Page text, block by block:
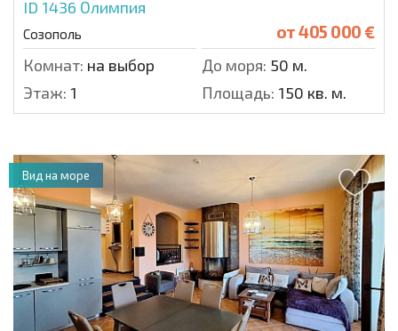
ID 1436 Олимпия
Созополь от405 000 €
Комнат: на выбор До моря: 50 м.
Этаж: 1 Площадь: 150 кв. м.
Вид на море